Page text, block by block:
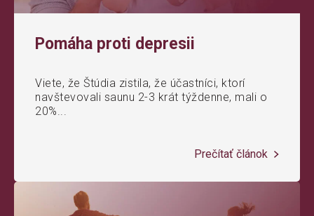
Pomáha proti depresii
Viete, že Štúdia zistila, že účastníci, ktorí
navštevovali saunu 2-3 krát týždenne, mali o
20%...
Prečítať článok